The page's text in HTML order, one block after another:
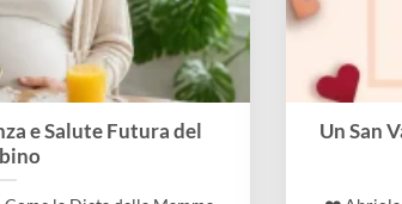
e Salute Futura del
Un San